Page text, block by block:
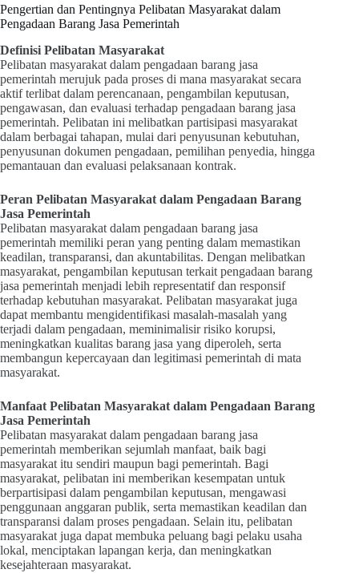
Pengertian dan Pentingnya Pelibatan Masyarakat dalam
Pengadaan Barang Jasa Pemerintah
Definisi Pelibatan Masyarakat
Pelibatan masyarakat dalam pengadaan barang jasa
pemerintah merujuk pada proses di mana masyarakat secara
aktif terlibat dalam perencanaan, pengambilan keputusan,
pengawasan, dan evaluasi terhadap pengadaan barang jasa
pemerintah. Pelibatan ini melibatkan partisipasi masyarakat
dalam berbagai tahapan, mulai dari penyusunan kebutuhan,
penyusunan dokumen pengadaan, pemilihan penyedia, hingga
pemantauan dan evaluasi pelaksanaan kontrak.
Peran Pelibatan Masyarakat dalam Pengadaan Barang
Jasa Pemerintah
Pelibatan masyarakat dalam pengadaan barang jasa
pemerintah memiliki peran yang penting dalam memastikan
keadilan, transparansi, dan akuntabilitas. Dengan melibatkan
masyarakat, pengambilan keputusan terkait pengadaan barang
jasa pemerintah menjadi lebih representatif dan responsif
terhadap kebutuhan masyarakat. Pelibatan masyarakat juga
dapat membantu mengidentifikasi masalah-masalah yang
terjadi dalam pengadaan, meminimalisir risiko korupsi,
meningkatkan kualitas barang jasa yang diperoleh, serta
membangun kepercayaan dan legitimasi pemerintah di mata
masyarakat.
Manfaat Pelibatan Masyarakat dalam Pengadaan Barang
Jasa Pemerintah
Pelibatan masyarakat dalam pengadaan barang jasa
pemerintah memberikan sejumlah manfaat, baik bagi
masyarakat itu sendiri maupun bagi pemerintah. Bagi
masyarakat, pelibatan ini memberikan kesempatan untuk
berpartisipasi dalam pengambilan keputusan, mengawasi
penggunaan anggaran publik, serta memastikan keadilan dan
transparansi dalam proses pengadaan. Selain itu, pelibatan
masyarakat juga dapat membuka peluang bagi pelaku usaha
lokal, menciptakan lapangan kerja, dan meningkatkan
kesejahteraan masyarakat.